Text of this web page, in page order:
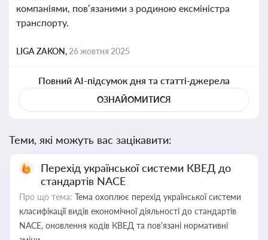
компаніями, пов’язаними з родиною ексміністра
транспорту.
LIGA ZAKON, 26 жовтня 2025
Повний AI-підсумок дня та статті-джерела
ОЗНАЙОМИТИСЯ
Теми, які можуть вас зацікавити:
Перехід української системи КВЕД до
стандартів NACE
Про що тема: Тема охоплює перехід української системи
класифікації видів економічної діяльності до стандартів
NACE, оновлення кодів КВЕД та пов'язані нормативні